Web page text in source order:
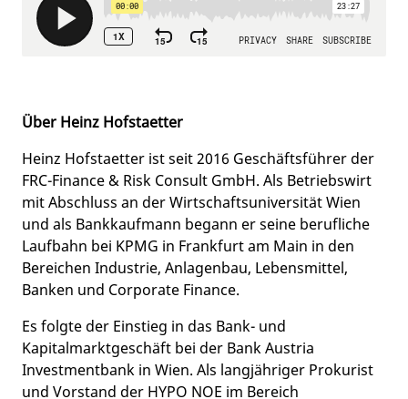
Über Heinz Hofstaetter
Heinz Hofstaetter ist seit 2016 Geschäftsführer der
FRC-Finance & Risk Consult GmbH. Als Betriebswirt
mit Abschluss an der Wirtschaftsuniversität Wien
und als Bankkaufmann begann er seine berufliche
Laufbahn bei KPMG in Frankfurt am Main in den
Bereichen Industrie, Anlagenbau, Lebensmittel,
Banken und Corporate Finance.
Es folgte der Einstieg in das Bank- und
Kapitalmarktgeschäft bei der Bank Austria
Investmentbank in Wien. Als langjähriger Prokurist
und Vorstand der HYPO NOE im Bereich